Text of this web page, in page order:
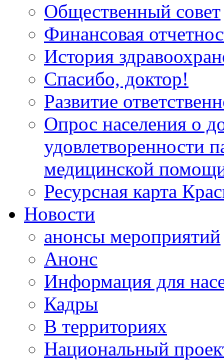
Общественный совет
Финансовая
История
Спасибо, доктор!
Развитие
Опрос населения о
удовлетворенности
медицинской
Ресурсная карта
Новости
анонсы мероприятий
Анонс
Информация для
Кадры
В территориях
Национальный